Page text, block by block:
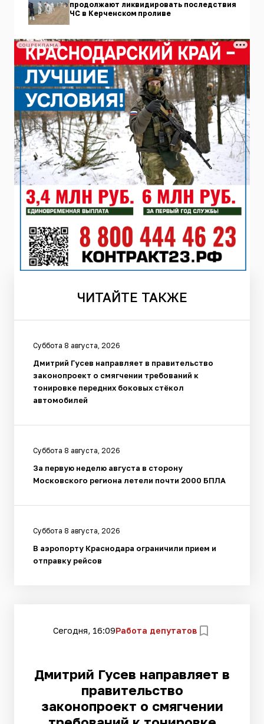
продолжают ликвидировать последствия
ЧС в Керченском проливе
СОЦРЕКЛАМА
ЧИТАЙТЕ ТАКЖЕ
Суббота 8 августа, 2026
Дмитрий Гусев направляет в правительство
законопроект о смягчении требований к
тонировке передних боковых стёкол
автомобилей
Суббота 8 августа, 2026
За первую неделю августа в сторону
Московского региона летели почти 2000 БПЛА
Суббота 8 августа, 2026
В аэропорту Краснодара ограничили прием и
отправку рейсов
Сегодня, 16:09Работа депутатов
Дмитрий Гусев направляет в
правительство
законопроект о смягчении